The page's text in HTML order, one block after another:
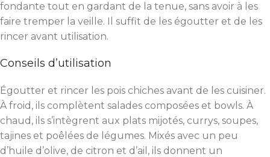
fondante tout en gardant de la tenue, sans avoir à les
faire tremper la veille. Il suffit de les égoutter et de les
rincer avant utilisation.
Conseils d’utilisation
Égoutter et rincer les pois chiches avant de les cuisiner.
À froid, ils complètent salades composées et bowls. À
chaud, ils s’intègrent aux plats mijotés, currys, soupes,
tajines et poêlées de légumes. Mixés avec un peu
d’huile d’olive, de citron et d’ail, ils donnent un